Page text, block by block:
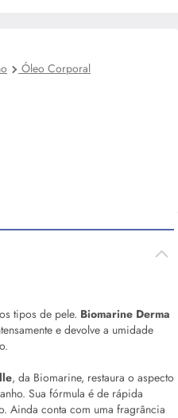
Óleo Corporal
tipos de pele. Biomarine Derma
e devolve a umidade
, da Biomarine, restaura o aspecto
Sua fórmula é de rápida
Ainda conta com uma fragrância